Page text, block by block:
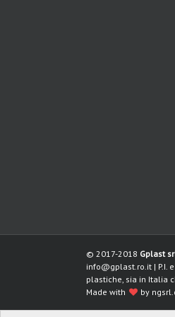
© 2017-2018 Gplast
info@gplast.ro.it | P.I.
plastiche, sia in Italia
Made with
by